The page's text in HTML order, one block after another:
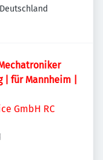
für Mannheim |
GmbH RC